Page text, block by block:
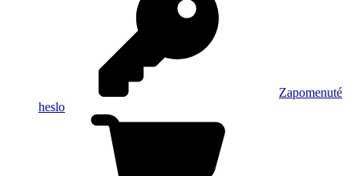
Zapomenuté
heslo